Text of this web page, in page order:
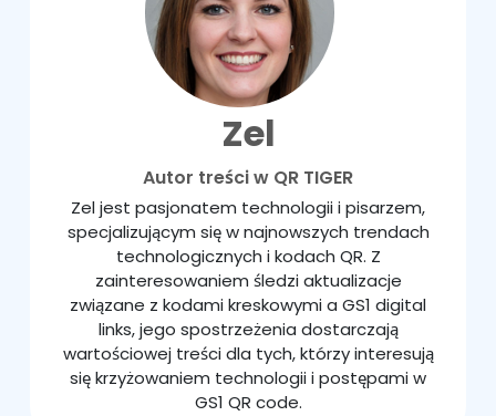
Zel
Autor treści w QR TIGER
Zel jest pasjonatem technologii i pisarzem,
specjalizującym się w najnowszych trendach
technologicznych i kodach QR. Z
zainteresowaniem śledzi aktualizacje
związane z kodami kreskowymi a GS1 digital
links, jego spostrzeżenia dostarczają
wartościowej treści dla tych, którzy interesują
się krzyżowaniem technologii i postępami w
GS1 QR code.